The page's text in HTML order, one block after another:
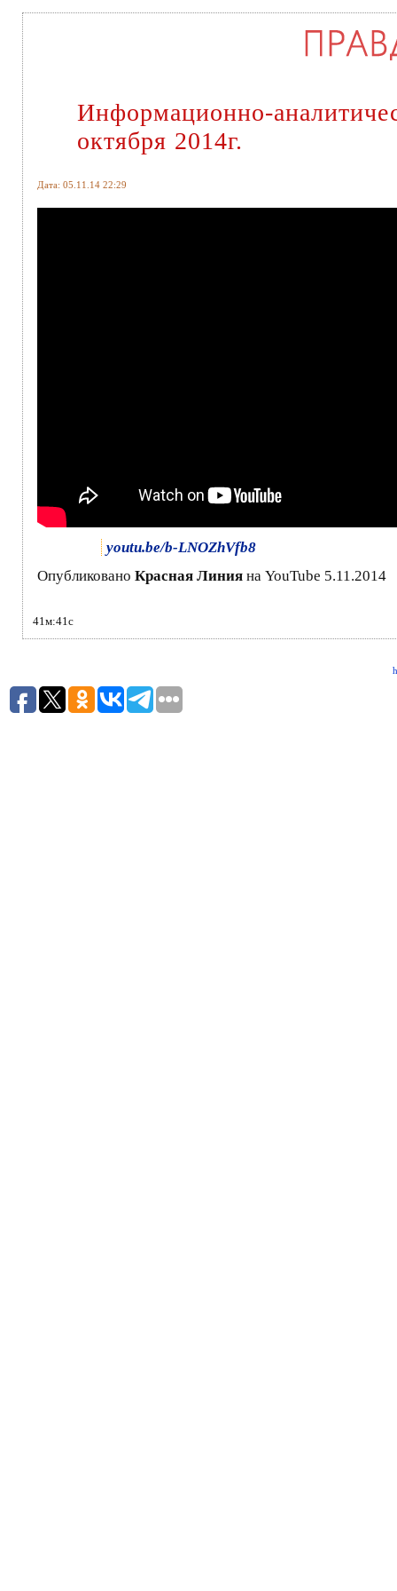
Информационно-
октября 2014г.
Дата: 05.11.14 22:29
youtu.be/b-LNOZhVfb8
Опубликовано Красная Линия на YouTube 5.11.2014
41м:41с